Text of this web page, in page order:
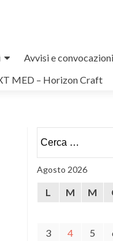
Avvisi e convocazioni
MED – Horizon Craft
per:
Agosto 2026
L M M
3
4 5